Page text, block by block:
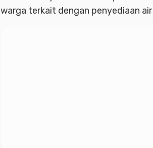
warga terkait dengan penyediaan air